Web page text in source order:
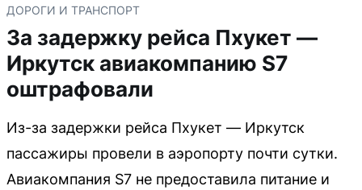
ДОРОГИ И ТРАНСПОРТ
За задержку рейса Пхукет —
Иркутск авиакомпанию S7
оштрафовали
Из-за задержки рейса Пхукет — Иркутск
пассажиры провели в аэропорту почти сутки.
Авиакомпания S7 не предоставила питание и